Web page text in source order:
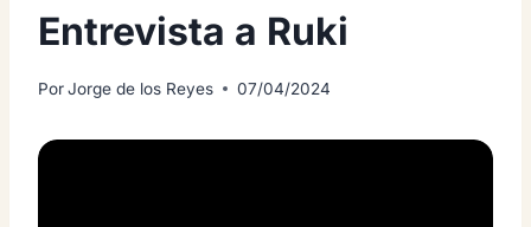
Entrevista a Ruki
PorJorge de los Reyes 07/04/2024